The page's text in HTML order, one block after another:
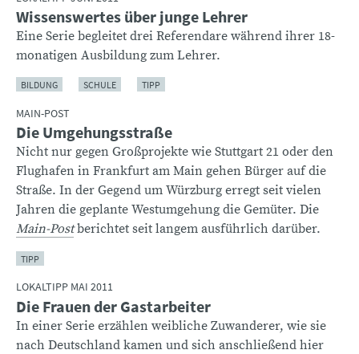
Wissenswertes über junge Lehrer
Eine Serie begleitet drei Referendare während ihrer 18-
monatigen Ausbildung zum Lehrer.
BILDUNG SCHULE TIPP
MAIN-POST
Die Umgehungsstraße
Nicht nur gegen Großprojekte wie Stuttgart 21 oder den
Flughafen in Frankfurt am Main gehen Bürger auf die
Straße. In der Gegend um Würzburg erregt seit vielen
Jahren die geplante Westumgehung die Gemüter. Die
Main-Postberichtet seit langem ausführlich darüber.
TIPP
LOKALTIPP MAI 2011
Die Frauen der Gastarbeiter
In einer Serie erzählen weibliche Zuwanderer, wie sie
nach Deutschland kamen und sich anschließend hier